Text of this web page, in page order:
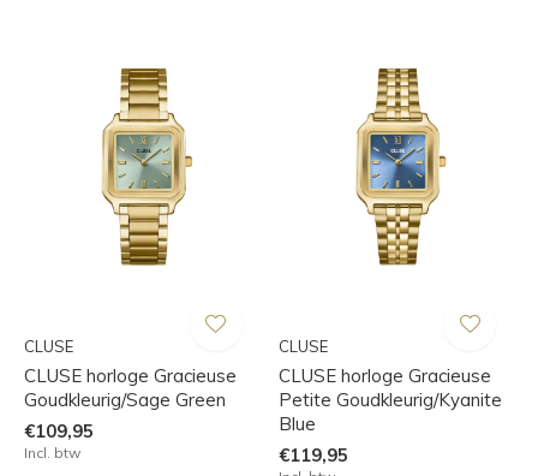
CLUSE
CLUSE horloge Gracieuse
Goudkleurig/Sage Green
€109,95
Incl. btw
CLUSE
CLUSE horloge Gracieuse
Petite Goudkleurig/Kyanite
Blue
€119,95